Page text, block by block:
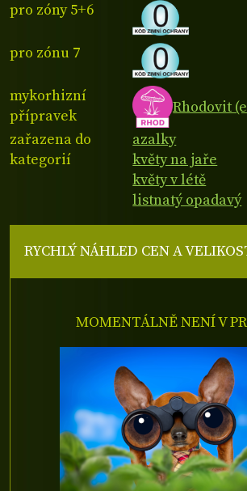
pro zóny 5+6
pro zónu 7
mykorhizní
přípravek
Rhodovit
zařazena do
kategorií
azalky
květy na jaře
květy v létě
listnatý opadavý
RYCHLÝ NÁHLED CEN A
MOMENTÁLNĚ NENÍ V